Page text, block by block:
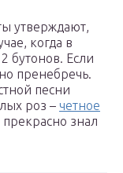
утверждают,
когда в
бутонов. Если
пренебречь.
песни
роз – четное
прекрасно знал